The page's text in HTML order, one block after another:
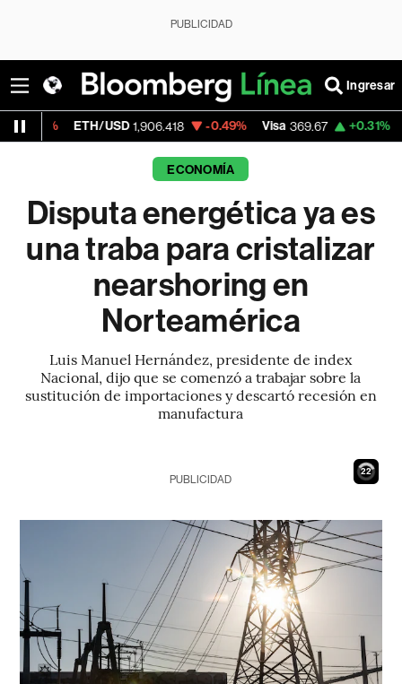
PUBLICIDAD
Ingresar
1,906.418 -0.49% Visa 369.67 +0.31%
ECONOMÍA
Disputa energética ya es
una traba para cristalizar
nearshoring en
Norteamérica
Luis Manuel Hernández, presidente de index
Nacional, dijo que se comenzó a trabajar sobre la
sustitución de importaciones y descartó recesión en
manufactura
21
PUBLICIDAD